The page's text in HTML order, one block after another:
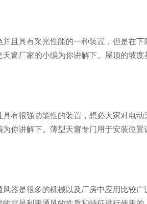
且具有采光性能的一种装置，但是在
窗厂家的小编为你讲解下。屋顶的坡度
有很强功能性的装置，想必大家对电
你讲解下。薄型天窗专门用于安装位
器是很多的机械以及厂房中应用比较